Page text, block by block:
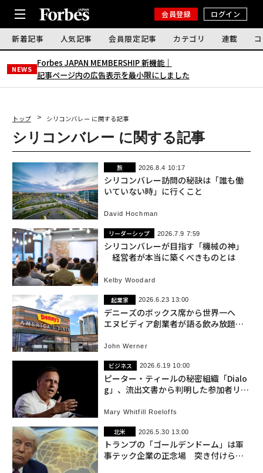
会員登録 ログイン
新着記事 人気記事 会員限定記事 カテゴリ 連載
NEWS
Forbes JAPAN MEMBERSHIP 新機能｜
記事ページ内の広告表示を最小限にしました
トップ シリコンバレー に関する記事
シリコンバレー に関する記事
旅 2026.8.4 10:17
シリコンバレー訪問の秘訣は「誰も働
いていない時」に行くこと
David Hochman
リーダーシップ 2026.7.9 7:59
シリコンバレーが目指す「機械の神」
経営者が本当に築くべきものとは
Kelby Woodard
起業家 2026.6.23 13:00
デニーズのボックス席から世界一へ
エヌビディア創業者が語る飲み放題コ
John Werner
ビジネス 2026.6.19 10:00
ピーター・ティールの秘密組織「Dialo
g」、流出文書から判明した参加者リス
Mary Whitfill Roeloffs
北米 2026.5.30 13:00
トランプの「ゴールデンドーム」は軍
事テック企業の正念場 突き付けられ